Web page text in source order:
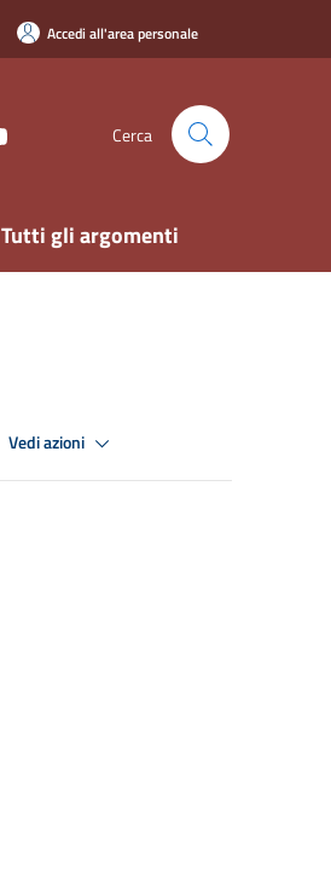
Accedi all'area personale
Cerca
Tutti gli argomenti
Vedi azioni